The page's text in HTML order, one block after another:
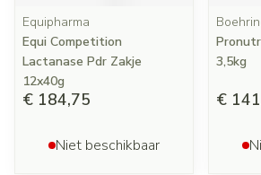
Equipharma
Equi Competition
Lactanase Pdr Zakje
12x40g
€ 184,75
Niet beschikbaar
3,5kg
€